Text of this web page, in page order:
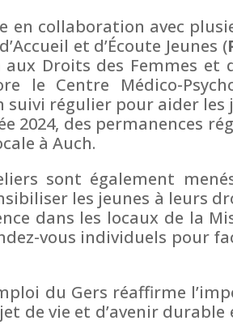
en collaboration avec
et d’Écoute Jeunes (
Droits des Femmes et
le Centre Médico-
régulier pour aider
2024, des permanences
à Auch.
sont également
les jeunes à leurs
dans les locaux de la
vous individuels pour
du Gers réaffirme
de vie et d’avenir